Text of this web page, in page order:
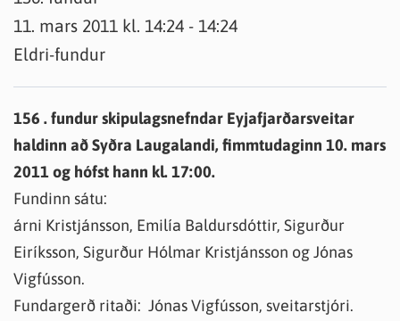
11. mars 2011 kl. 14:24 - 14:24
Eldri-fundur
156 . fundur skipulagsnefndar Eyjafjarðarsveitar
haldinn að Syðra Laugalandi, fimmtudaginn 10. mars
2011 og hófst hann kl. 17:00.
Fundinn sátu:
árni Kristjánsson, Emilía Baldursdóttir, Sigurður
Eiríksson, Sigurður Hólmar Kristjánsson og Jónas
Vigfússon.
Fundargerð ritaði: Jónas Vigfússon, sveitarstjóri.